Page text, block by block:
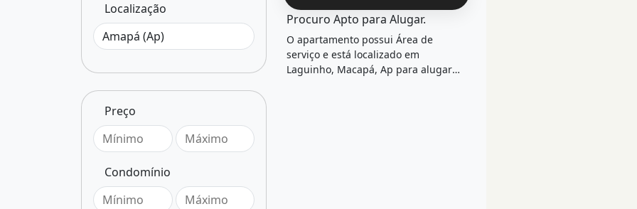
Localização
Preço
Condomínio
O imóvel &quot;Procuro apto para alugar.&quot; possui Aluguel
Procuro Apto para Alugar.
O apartamento possui Área de
serviço e está localizado em
Laguinho, Macapá, Ap para alugar